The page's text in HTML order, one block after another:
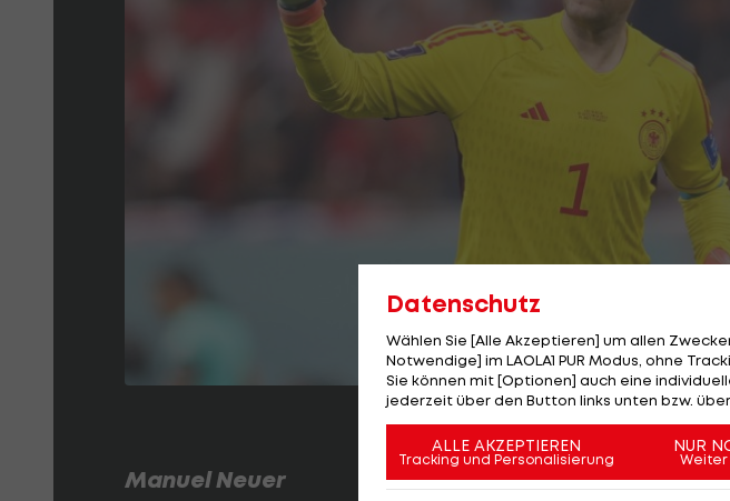
Manuel Neuer
Datenschutz
Wählen Sie [Alle Akzeptieren] um allen
Notwendige] im LAOLA1 PUR Modus, ohne
Sie können mit [Optionen] auch eine
jederzeit über den Button links unten bzw.
ALLE AKZEPTIEREN
Tracking und Personalisierung
NUR
Weiter